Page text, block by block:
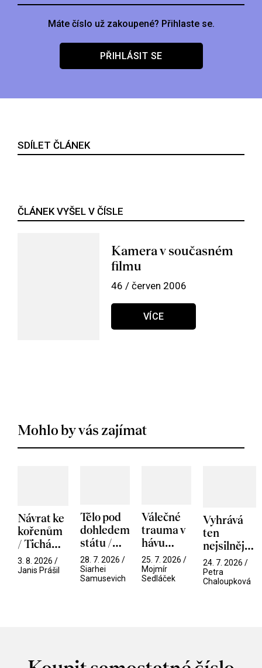
Máte číslo už zakoupené? Přihlaste se.
PŘIHLÁSIT SE
SDÍLET ČLÁNEK
ČLÁNEK VYŠEL V ČÍSLE
Kamera v současném
filmu
46 / červen 2006
VÍCE
Mohlo by vás zajímat
Návrat ke
kořenům
/ Tichá
přítelkyně
3. 8. 2026 /
Janis Prášil
Tělo pod
dohledem
státu /
Pramen
28. 7. 2026 /
Siarhei
Samusevich
Válečné
trauma v
hávu
spektáklu
/ Odyssea
25. 7. 2026 /
Mojmír
Sedláček
Vyhrává
ten
nejsilnější
/ V nitru
manosféry
24. 7. 2026 /
Petra
Chaloupková